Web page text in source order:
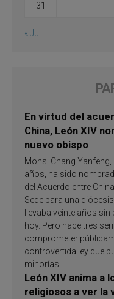
31
« Jul
En virtud del
China, León XIV
nuevo obispo
Mons. Chang Yanfeng,
años, ha sido
del Acuerdo entre
Sede para una
llevaba veinte años
hoy. Pero hace tres
comprometer
controvertida ley que
minorías.
León XIV anima a
religiosos a ver la